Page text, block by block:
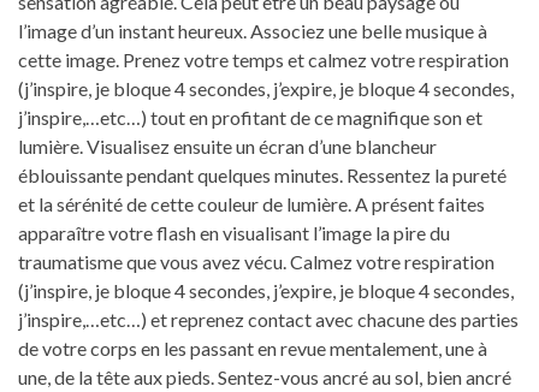
l’image d’un instant heureux. Associez une belle musique à
cette image. Prenez votre temps et calmez votre respiration
(j’inspire, je bloque 4 secondes, j’expire, je bloque 4 secondes,
j’inspire,…etc…) tout en profitant de ce magnifique son et
lumière. Visualisez ensuite un écran d’une blancheur
éblouissante pendant quelques minutes. Ressentez la pureté
et la sérénité de cette couleur de lumière. A présent faites
apparaître votre flash en visualisant l’image la pire du
traumatisme que vous avez vécu. Calmez votre respiration
(j’inspire, je bloque 4 secondes, j’expire, je bloque 4 secondes,
j’inspire,…etc…) et reprenez contact avec chacune des parties
de votre corps en les passant en revue mentalement, une à
une, de la tête aux pieds. Sentez-vous ancré au sol, bien ancré